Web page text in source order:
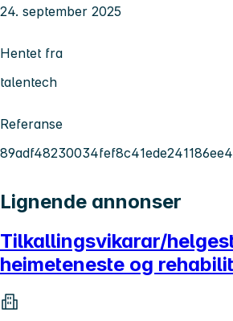
24. september 2025
Hentet fra
talentech
Referanse
89adf48230034fef8c41ede241186ee4
Lignende annonser
Tilkallingsvikarar/
heimeteneste og